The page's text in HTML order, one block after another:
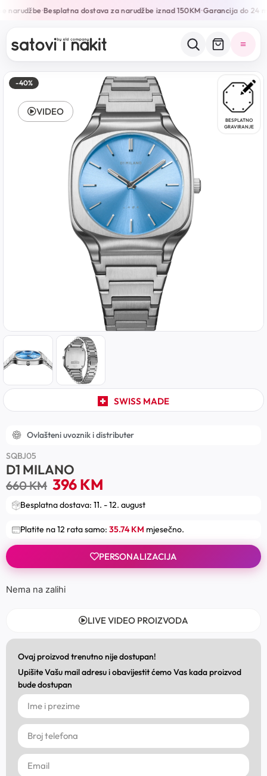
narudžbe•Besplatna dostava za narudžbe iznad 150KM•Garancija do 24
-40%
BESPLATNO
GRAVIRANJE
SWISS MADE
VIDEO
Ovlašteni uvoznik i distributer
SQBJ05
D1 MILANO
660KM 396KM
Besplatna dostava: 11. - 12. august
Platite na 12 rata samo: 35.74 KM mjesečno.
PERSONALIZACIJA
Nema na zalihi
LIVE VIDEO PROIZVODA
Ovaj proizvod trenutno nije dostupan!
Upišite Vašu mail adresu i obavijestit ćemo Vas kada proizvod
bude dostupan